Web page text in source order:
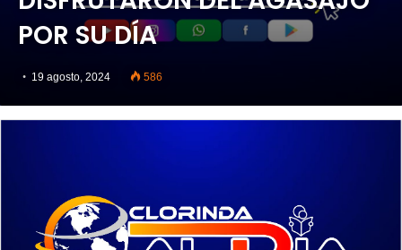
POR SU DÍA
19 agosto, 2024 586